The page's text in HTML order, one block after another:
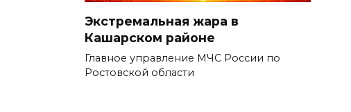
Экстремальная жара в
Кашарском районе
Главное управление МЧС России по
Ростовской области